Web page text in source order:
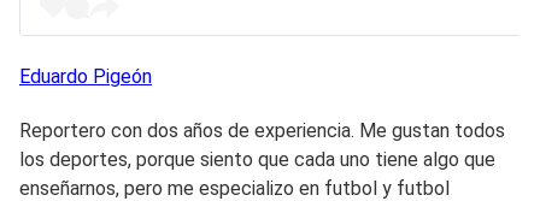
Eduardo Pigeón
Reportero con dos años de experiencia. Me gustan todos
los deportes, porque siento que cada uno tiene algo que
enseñarnos, pero me especializo en futbol y futbol